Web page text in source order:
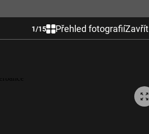
1/15 Přehled fotografiíZavřít